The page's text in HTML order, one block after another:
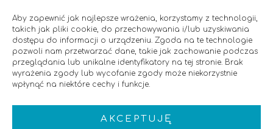
Aby zapewnić jak najlepsze wrażenia, korzystamy z technologii,
takich jak pliki cookie, do przechowywania i/lub uzyskiwania
dostępu do informacji o urządzeniu. Zgoda na te technologie
pozwoli nam przetwarzać dane, takie jak zachowanie podczas
przeglądania lub unikalne identyfikatory na tej stronie. Brak
wyrażenia zgody lub wycofanie zgody może niekorzystnie
wpłynąć na niektóre cechy i funkcje.
AKCEPTUJĘ
niedziela 14:00–00:00
SOCIAL MEDIA